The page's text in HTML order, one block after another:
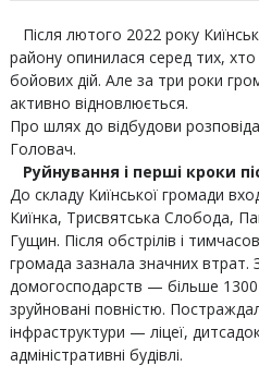
Після лютого 2022 року
району опинилася серед тих,
бойових дій. Але за три роки
активно відновлюється.
Про шлях до відбудови
Головач.
Руйнування і перші кроки
До складу Киїнської громади
Киїнка, Трисвятська Слобода,
Гущин. Після обстрілів і
громада зазнала значних втрат.
домогосподарств — більше
зруйновані повністю.
інфраструктури — ліцеї,
адміністративні будівлі.